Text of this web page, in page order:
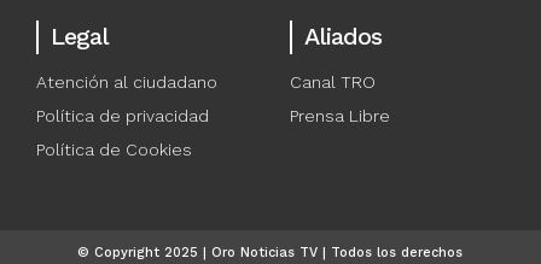
Legal
Atención al ciudadano
Política de privacidad
Política de Cookies
Aliados
Canal TRO
Prensa Libre
© Copyright 2025 | Oro Noticias TV | Todos los derechos